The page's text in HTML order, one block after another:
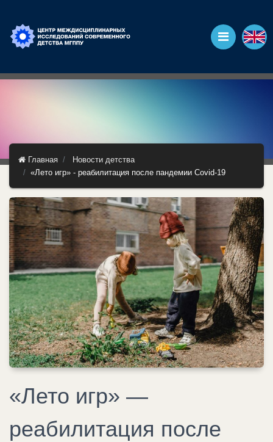
Главная
Новости детства
«Лето игр» - реабилитация после пандемии Covid-19
«Лето игр» —
реабилитация после